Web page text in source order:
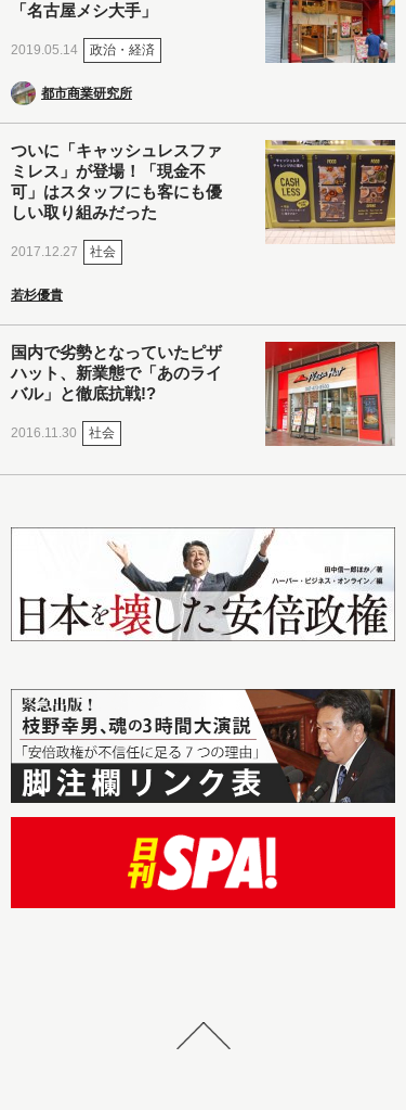
「名古屋メシ大手」
2019.05.14 政治・経済
都市商業研究所
ついに「キャッシュレスファ
ミレス」が登場！「現金不
可」はスタッフにも客にも優
しい取り組みだった
2017.12.27 社会
若杉優貴
国内で劣勢となっていたピザ
ハット、新業態で「あのライ
バル」と徹底抗戦!?
2016.11.30 社会